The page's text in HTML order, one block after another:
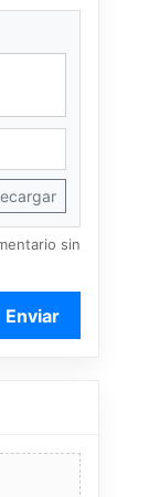
sin
Enviar